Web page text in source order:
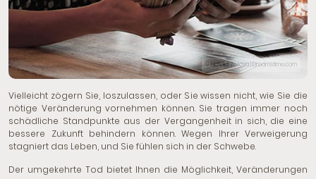
© Natalia Zotova | Dreamstime.com
Vielleicht zögern Sie, loszulassen, oder Sie wissen nicht, wie Sie die
nötige Veränderung vornehmen können. Sie tragen immer noch
schädliche Standpunkte aus der Vergangenheit in sich, die eine
bessere Zukunft behindern können. Wegen Ihrer Verweigerung
stagniert das Leben, und Sie fühlen sich in der Schwebe.
Der umgekehrte Tod bietet Ihnen die Möglichkeit, Veränderungen